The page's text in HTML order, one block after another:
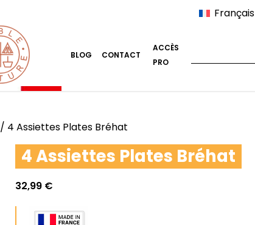
Français
BLOG CONTACT
ACCÈS
PRO
/ 4 Assiettes Plates Bréhat
4 Assiettes Plates Bréhat
32,99 €